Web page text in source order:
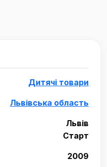
Дитячі товари
Львівська область
Львів
Старт
2009